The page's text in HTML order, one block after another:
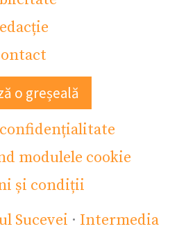
o greșeală
modulele cookie
și condiții
Sucevei · Intermedia